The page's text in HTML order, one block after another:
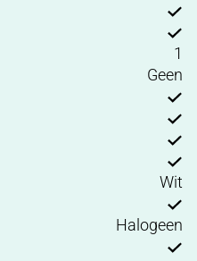
1
Geen
Wit
Halogeen